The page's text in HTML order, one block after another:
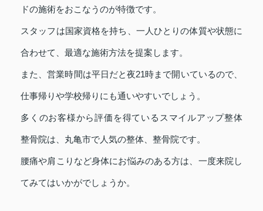
ドの施術をおこなうのが特徴です。
スタッフは国家資格を持ち、一人ひとりの体質や状態に
合わせて、最適な施術方法を提案します。
また、営業時間は平日だと夜21時まで開いているので、
仕事帰りや学校帰りにも通いやすいでしょう。
多くのお客様から評価を得ているスマイルアップ整体
整骨院は、丸亀市で人気の整体、整骨院です。
腰痛や肩こりなど身体にお悩みのある方は、一度来院し
てみてはいかがでしょうか。